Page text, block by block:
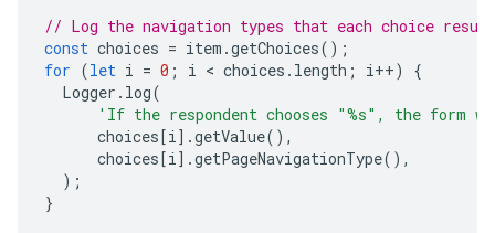
// Log the navigation types that each choice
const choices = item .getChoices();
for (let i = 0 ; i < choices . length ; i++)
{
Logger . log(
'If the respondent chooses "%s", the form
choices[i].getValue(),
choices[i].getPageNavigationType(),
);
}